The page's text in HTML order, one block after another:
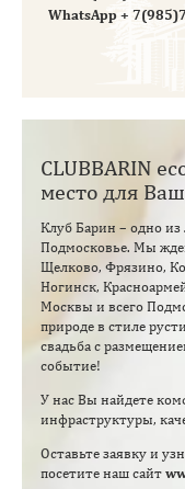
WhatsApp +
CLUBBARIN
место для
Клуб Барин – одно
Подмосковье. Мы
Щелково, Фрязино,
Ногинск,
Москвы и всего
природе в стиле
свадьба с
событие!
У нас Вы найдете
инфраструктуры,
Оставьте заявку и
посетите наш сайт